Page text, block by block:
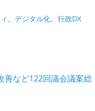
、 デジタル化、 行政DX
善など122回議会議案総